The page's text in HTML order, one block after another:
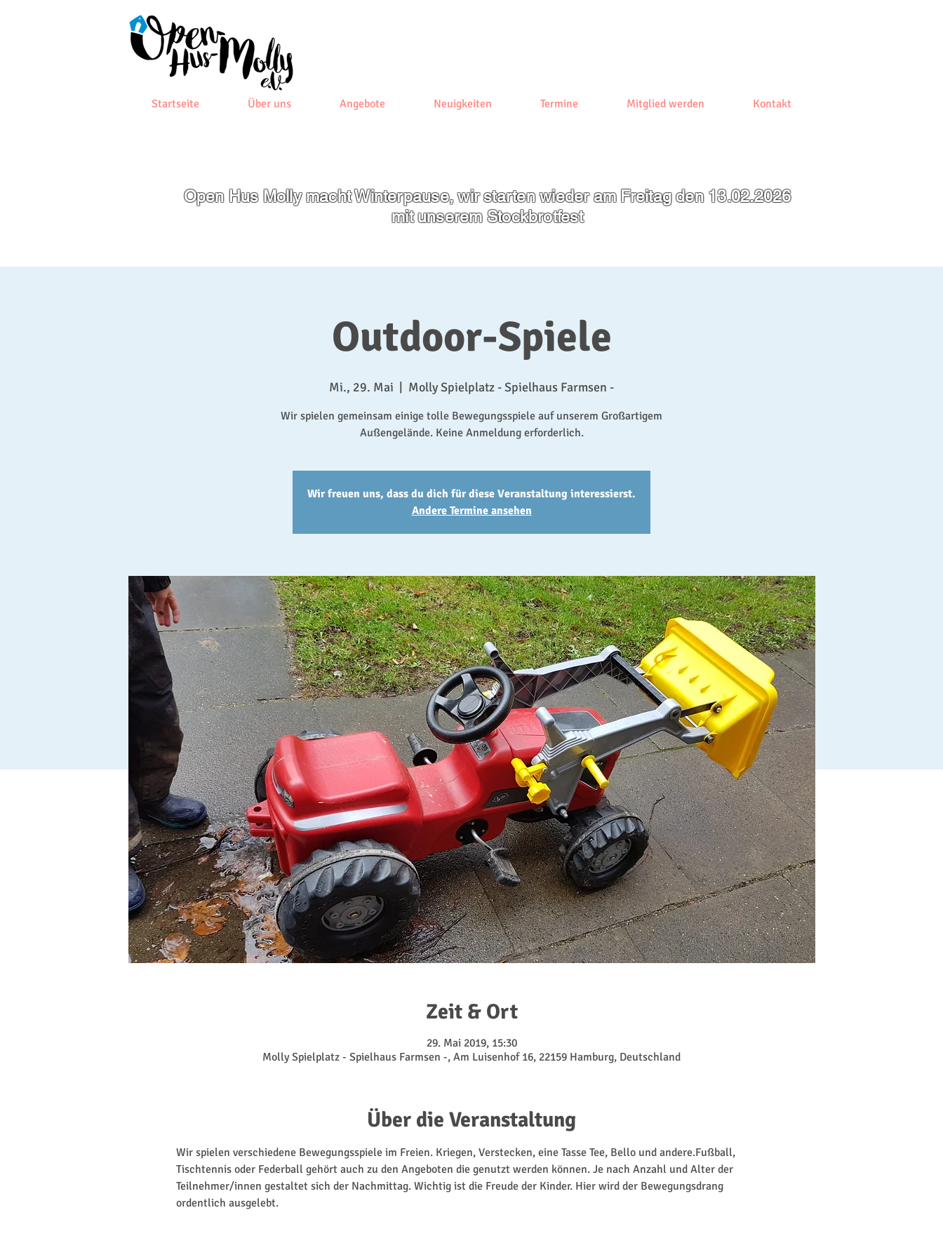
Startseite Über uns Angebote Neuigkeiten Termine Mitglied werden Kontakt
Open Hus Molly macht Winterpause, wir starten wieder am Freitag den 13.02.2026
mit unserem Stockbrotfest
Outdoor-Spiele
Mi., 29. Mai Molly Spielplatz - Spielhaus Farmsen -
Wir spielen gemeinsam einige tolle Bewegungsspiele auf unserem Großartigem
Außengelände. Keine Anmeldung erforderlich.
Wir freuen uns, dass du dich für diese Veranstaltung interessierst.
Andere Termine ansehen
Zeit & Ort
29. Mai 2019, 15:30
Molly Spielplatz - Spielhaus Farmsen -, Am Luisenhof 16, 22159 Hamburg, Deutschland
Über die Veranstaltung
Wir spielen verschiedene Bewegungsspiele im Freien. Kriegen, Verstecken, eine Tasse Tee, Bello und andere.Fußball,
Tischtennis oder Federball gehört auch zu den Angeboten die genutzt werden können. Je nach Anzahl und Alter der
Teilnehmer/innen gestaltet sich der Nachmittag. Wichtig ist die Freude der Kinder. Hier wird der Bewegungsdrang
ordentlich ausgelebt.